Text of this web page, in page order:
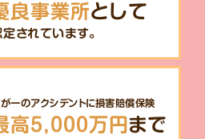
良事業所として
定されています。
一のアクシデントに損害賠償保険
高5,000万円まで